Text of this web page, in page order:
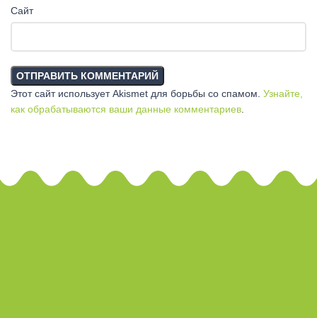
Сайт
Этот сайт использует Akismet для борьбы со спамом. Узнайте,
как обрабатываются ваши данные комментариев